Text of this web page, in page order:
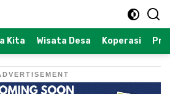
Kita Wisata Desa Koperasi